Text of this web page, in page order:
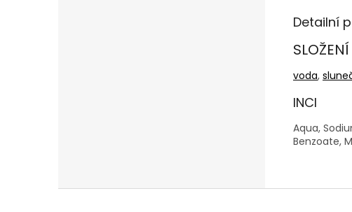
Detailní
voda,
INCI
Aqua,
Benzoate,